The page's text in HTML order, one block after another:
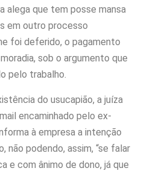
alega que tem posse mansa
em outro processo
foi deferido, o pagamento
sob o argumento que
pelo trabalho.
do usucapião, a juíza
encaminhado pelo ex-
à empresa a intenção
não podendo, assim, “se falar
e com ânimo de dono, já que